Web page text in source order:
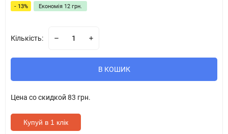
- 13% Економія 12 грн.
Кількість:
В КОШИК
Цена со скидкой 83 грн.
Купуй в 1 клік